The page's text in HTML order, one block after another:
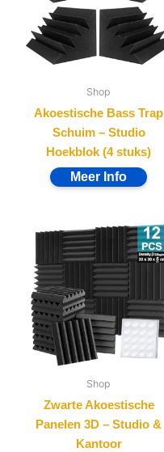
Shop
Akoestische Bass Trap
Schuim – Studio
Hoekblok (4 stuks)
Shop
Zwarte Akoestische
Panelen 3D – Studio &
Kantoor